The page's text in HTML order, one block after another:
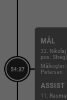
54:37
MÅL
32.
pos. Streg)
Petersen
ASSIST
11.